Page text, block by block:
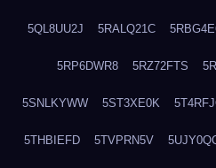
5QL8UU2J 5RALQ21C
5RP6DWR8 5RZ72FTS
5SNLKYWW 5ST3XE0K
5THBIEFD 5TVPRN5V